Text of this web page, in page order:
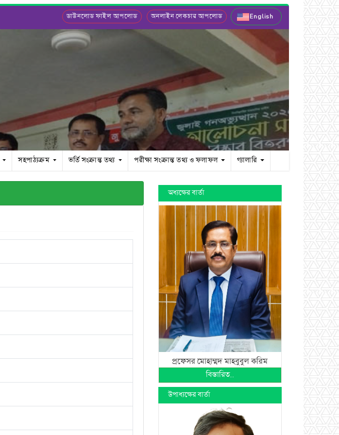
ডাউনলোড ফাইল আপলোড অনলাইন লেকচার আপলোড English
সহপাঠ্যক্রম ভর্তি সংক্রান্ত তথ্য পরীক্ষা সংক্রান্ত তথ্য ও ফলাফল গ্যালারি
অধ্যক্ষের বার্তা
প্রফেসর মোহাম্মদ মাহবুবুল করিম
বিস্তারিত...
উপাধ্যক্ষের বার্তা